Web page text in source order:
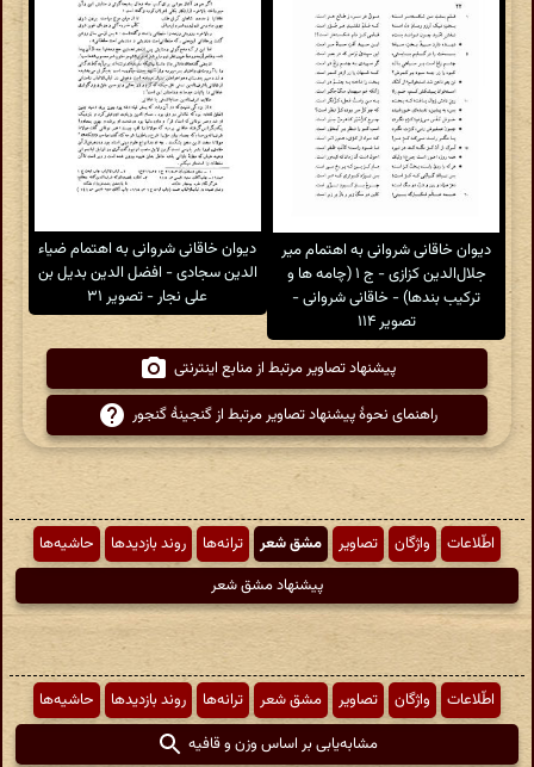
دیوان خاقانی شروانی به اهتمام میر
جلال‌الدین کزازی - ج ۱ (چامه ها و
ترکیب بندها) - خاقانی شروانی -
تصویر ۱۱۴
دیوان خاقانی شروانی به اهتمام ضیاء
الدین سجادی - افضل الدین بدیل بن
علی نجار - تصویر ۳۱
پیشنهاد تصاویر مرتبط از منابع اینترنتی
راهنمای نحوهٔ پیشنهاد تصاویر مرتبط از گنجینهٔ گنجور
اطّلاعات واژگان تصاویر مشق شعر ترانه‌ها روند بازدیدها
حاشیه‌ها
پیشنهاد مشق شعر
اطّلاعات واژگان تصاویر مشق شعر ترانه‌ها روند بازدیدها
حاشیه‌ها
مشابه‌یابی بر اساس وزن و قافیه